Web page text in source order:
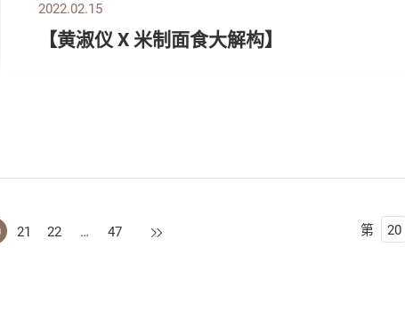
2022.02.15
【黄淑仪 X 米制面食大解构】
21 22 … 47 下一页 第